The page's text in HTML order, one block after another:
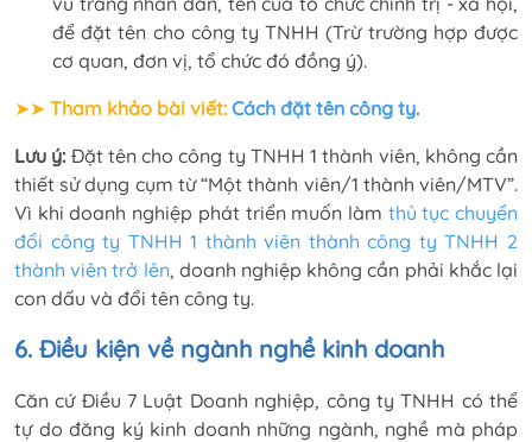
để đặt tên cho công ty TNHH (Trừ trường hợp được
cơ quan, đơn vị, tổ chức đó đồng ý).
➤➤ Tham khảo bài viết: Cách đặt tên công ty.
Lưu ý: Đặt tên cho công ty TNHH 1 thành viên, không cần
thiết sử dụng cụm từ “Một thành viên/1 thành viên/MTV”.
Vì khi doanh nghiệp phát triển muốn làm thủ tục chuyển
đổi công ty TNHH 1 thành viên thành công ty TNHH 2
thành viên trở lên, doanh nghiệp không cần phải khắc lại
con dấu và đổi tên công ty.
6. Điều kiện về ngành nghề kinh doanh
Căn cứ Điều 7 Luật Doanh nghiệp, công ty TNHH có thể
tự do đăng ký kinh doanh những ngành, nghề mà pháp